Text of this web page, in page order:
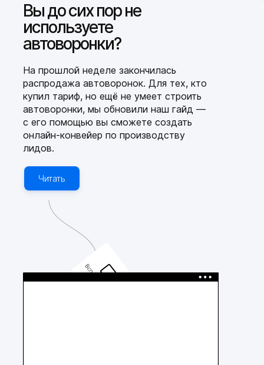
Вы до сих пор не
используете
автоворонки?
На прошлой неделе закончилась
распродажа автоворонок. Для тех, кто
купил тариф, но ещё не умеет строить
автоворонки, мы обновили наш гайд —
с его помощью вы сможете создать
онлайн-конвейер по производству
лидов.
Читать